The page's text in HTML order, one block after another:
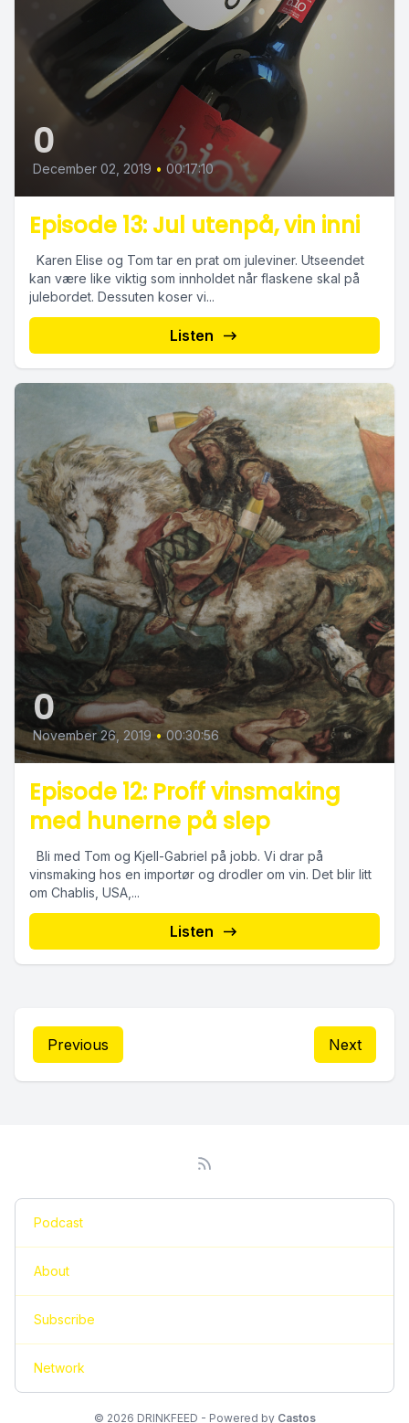
0
December 02, 2019 • 00:17:10
Episode 13: Jul utenpå, vin inni
Karen Elise og Tom tar en prat om juleviner. Utseendet
kan være like viktig som innholdet når flaskene skal på
julebordet. Dessuten koser vi...
Listen
0
November 26, 2019 • 00:30:56
Episode 12: Proff vinsmaking
med hunerne på slep
Bli med Tom og Kjell-Gabriel på jobb. Vi drar på
vinsmaking hos en importør og drodler om vin. Det blir litt
om Chablis, USA,...
Listen
Previous Next
Podcast
About
Subscribe
Network
© 2026 DRINKFEED - Powered by Castos